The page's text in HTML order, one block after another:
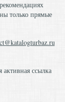
только прямые
активная ссылка